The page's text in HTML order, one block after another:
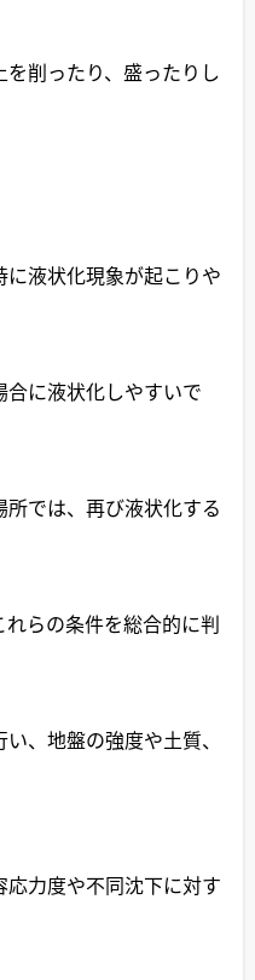
削ったり、盛ったりし
液状化現象が起こりや
に液状化しやすいで
では、再び液状化する
らの条件を総合的に判
、地盤の強度や土質、
力度や不同沈下に対す